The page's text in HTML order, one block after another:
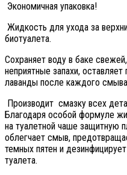
Экономичная упаковка!
Жидкость для ухода за
биотуалета.
Сохраняет воду в баке
неприятные запахи,
лаванды после каждого
Производит смазку всех
Благодаря особой формуле
на туалетной чаше защитную
облегчает смыв,
темных пятен и
туалета.